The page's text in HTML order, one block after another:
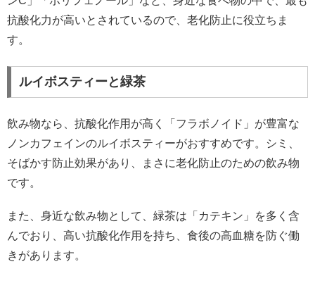
抗酸化力が高いとされているので、老化防止に役立ちま
す。
ルイボスティーと緑茶
飲み物なら、抗酸化作用が高く「フラボノイド」が豊富な
ノンカフェインのルイボスティーがおすすめです。シミ、
そばかす防止効果があり、まさに老化防止のための飲み物
です。
また、身近な飲み物として、緑茶は「カテキン」を多く含
んでおり、高い抗酸化作用を持ち、食後の高血糖を防ぐ働
きがあります。